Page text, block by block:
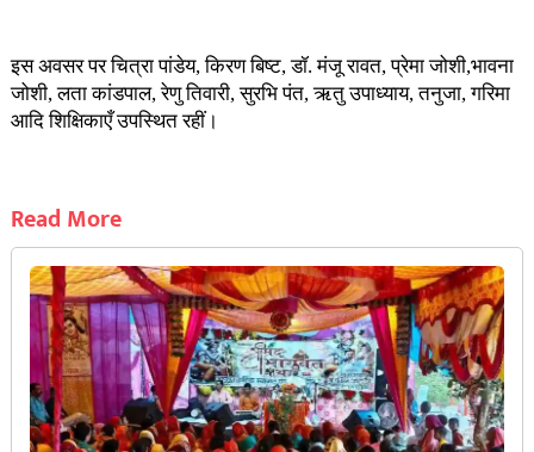
इस अवसर पर चित्रा पांडेय, किरण बिष्ट, डॉ. मंजू रावत, प्रेमा जोशी,भावना
जोशी, लता कांडपाल, रेणु तिवारी, सुरभि पंत, ऋतु उपाध्याय, तनुजा, गरिमा
आदि शिक्षिकाएँ उपस्थित रहीं।
Read More